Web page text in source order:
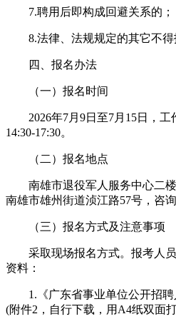
7.聘用后即构成回避关系的；
8.法律、法规规定的其它不得
四、报名办法
（一）报名时间
2026年7月9日至7月15日，工
14:30-17:30。
（二）报名地点
南雄市退役军人服务中心二楼
南雄市雄州街道浈江路57号，咨询
（三）报名方式及注意事项
采取现场报名方式。报考人员
资料：
1.《广东省事业单位公开招聘
(附件2，自行下载，用A4纸双面